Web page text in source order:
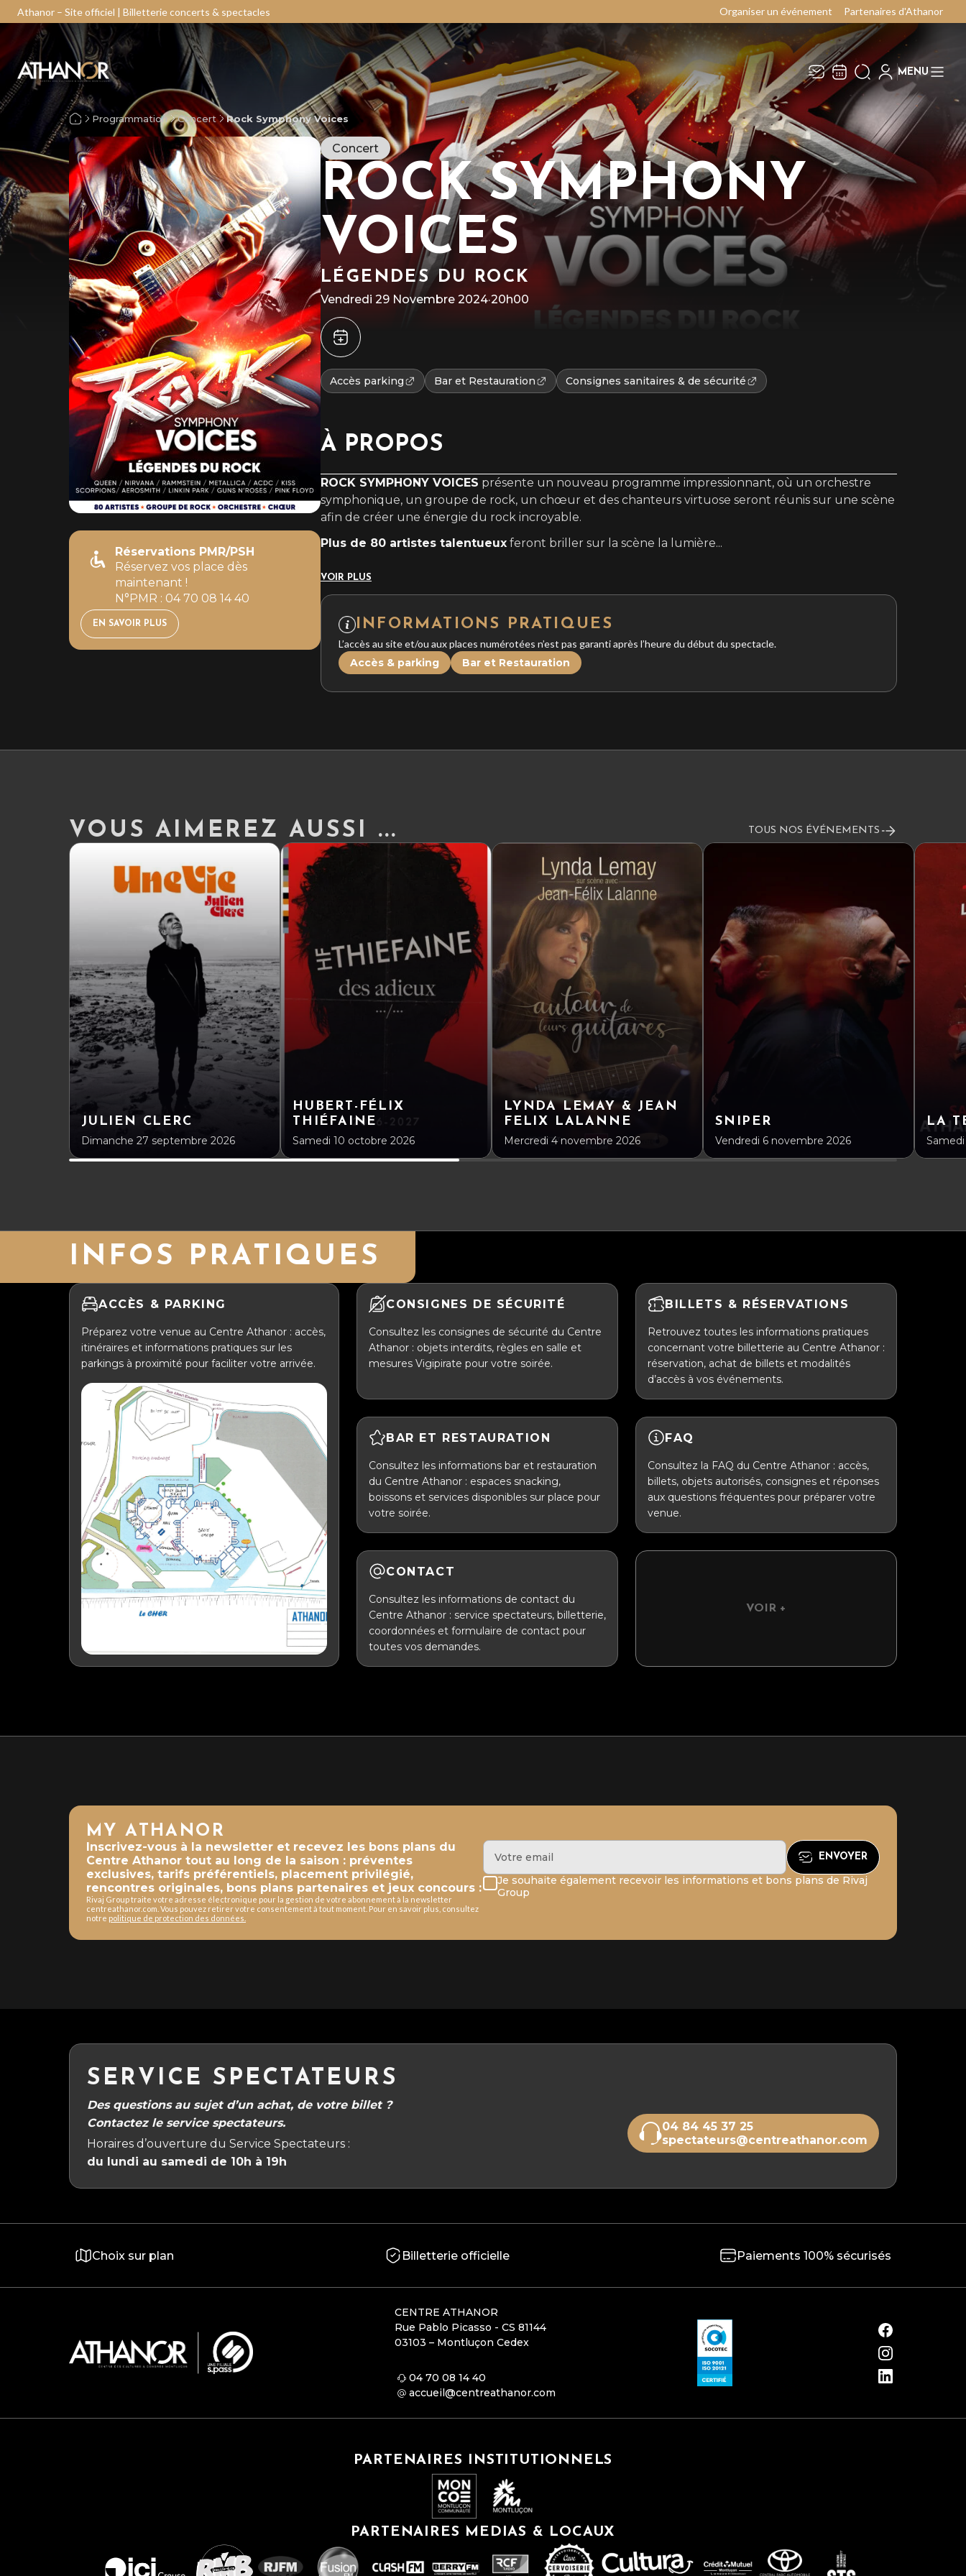
Athanor – Site officiel | Billetterie concerts & spectacles Organiser un événement Partenaires d'Athanor
Fermer
Recevez toute l’actualité en
vous abonnant à notre
newsletter :
ENVOYER
Rivaj Group traite votre adresse électronique pour
la gestion de votre abonnement à la newsletter de
Athanor
. Vous pouvez retirer votre consentement
à tout moment. Pour en savoir plus, consultez
notre
politique de protection des données.
MENU
Programmation Concert Rock Symphony Voices
Réservations PMR/PSH
Réservez vos place dès
maintenant !
N°PMR : 04 70 08 14 40
EN SAVOIR PLUS
Concert
ROCK SYMPHONY
VOICES
LÉGENDES DU ROCK
Vendredi 29 Novembre 2024·20h00
Accès parking Bar et Restauration Consignes sanitaires & de sécurité
À PROPOS
ROCK SYMPHONY VOICES présente un nouveau programme impressionnant, où un orchestre
symphonique, un groupe de rock, un chœur et des chanteurs virtuose seront réunis sur une scène
afin de créer une énergie du rock incroyable.
Plus de 80 artistes talentueux feront briller sur la scène la lumière...
VOIR PLUS
INFORMATIONS PRATIQUES
L’accès au site et/ou aux places numérotées n’est pas garanti après l’heure du début du spectacle.
Accès & parking Bar et Restauration
VOUS AIMEREZ AUSSI ... TOUS NOS ÉVÉNEMENTS
JULIEN CLERC
Dimanche 27 septembre 2026
HUBERT-FÉLIX
THIÉFAINE
Samedi 10 octobre 2026
LYNDA LEMAY & JEAN
FELIX LALANNE
Mercredi 4 novembre 2026
SNIPER
Vendredi 6 novembre 2026
LA
INFOS PRATIQUES
ACCÈS & PARKING
Préparez votre venue au Centre Athanor : accès,
itinéraires et informations pratiques sur les
parkings à proximité pour faciliter votre arrivée.
CONSIGNES DE SÉCURITÉ
Consultez les consignes de sécurité du Centre
Athanor : objets interdits, règles en salle et
mesures Vigipirate pour votre soirée.
BILLETS & RÉSERVATIONS
Retrouvez toutes les informations pratiques
concernant votre billetterie au Centre Athanor :
réservation, achat de billets et modalités
d’accès à vos événements.
BAR ET RESTAURATION
Consultez les informations bar et restauration
du Centre Athanor : espaces snacking,
boissons et services disponibles sur place pour
votre soirée.
FAQ
Consultez la FAQ du Centre Athanor : accès,
billets, objets autorisés, consignes et réponses
aux questions fréquentes pour préparer votre
venue.
CONTACT
Consultez les informations de contact du
Centre Athanor : service spectateurs, billetterie,
coordonnées et formulaire de contact pour
toutes vos demandes.
VOIR +
MY ATHANOR
Inscrivez-vous à la newsletter et recevez les bons plans du
Centre Athanor tout au long de la saison : préventes
exclusives, tarifs préférentiels, placement privilégié,
rencontres originales, bons plans partenaires et jeux concours :
Rivaj Group traite votre adresse électronique pour la gestion de votre abonnement à la newsletter
centreathanor.com. Vous pouvez retirer votre consentement à tout moment. Pour en savoir plus, consultez
notre politique de protection des données.
Je souhaite également recevoir les informations et bons plans de Rivaj
Group
SERVICE SPECTATEURS
Des questions au sujet d’un achat, de votre billet ?
Contactez le service spectateurs.
Horaires d’ouverture du Service Spectateurs :
du lundi au samedi de 10h à 19h
04 84 45 37 25
spectateurs@centreathanor.com
Choix sur plan Billetterie officielle Paiements 100% sécurisés
CENTRE ATHANOR
Rue Pablo Picasso - CS 81144
03103 – Montluçon Cedex
04 70 08 14 40
accueil@centreathanor.com
PARTENAIRES INSTITUTIONNELS
PARTENAIRES MEDIAS & LOCAUX